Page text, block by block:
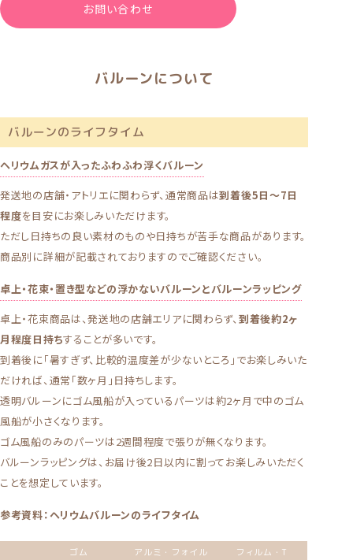
お問い合わせ
バルーンについて
バルーンのライフタイム
ヘリウムガスが入ったふわふわ浮くバルーン
発送地の店舗・アトリエに関わらず、通常商品は到着後5日～7日
程度を目安にお楽しみいただけます。
ただし日持ちの良い素材のものや日持ちが苦手な商品があります。
商品別に詳細が記載されておりますのでご確認ください。
卓上・花束・置き型などの浮かないバルーンとバルーンラッピング
卓上・花束商品は、発送地の店舗エリアに関わらず、 到着後約2ヶ
月程度日持ちすることが多いです。
到着後に「暑すぎず、比較的温度差が少ないところ」でお楽しみいた
だければ、通常「数ヶ月」日持ちします。
透明バルーンにゴム風船が入っているパーツは約2ヶ月で中のゴム
風船が小さくなります。
ゴム風船のみのパーツは2週間程度で張りが無くなります。
バルーンラッピングは、お届け後2日以内に割ってお楽しみいただく
ことを想定しています。
参考資料：ヘリウムバルーンのライフタイム
ゴム アルミ・フォイル
フィルム・T